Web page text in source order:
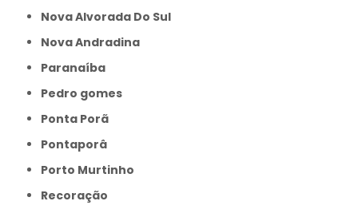
Nova Alvorada Do Sul
Nova Andradina
Paranaíba
Pedro gomes
Ponta Porã
Pontaporâ
Porto Murtinho
Recoração